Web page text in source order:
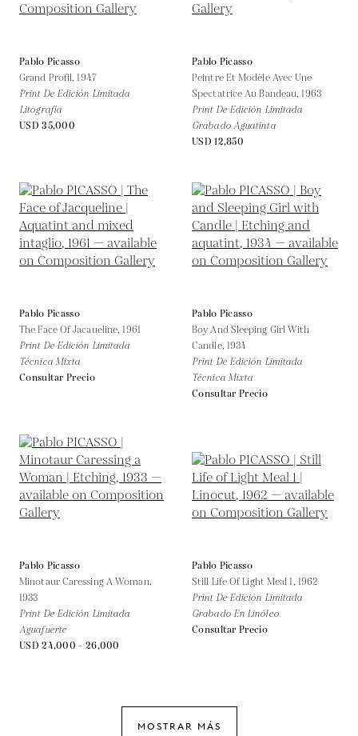
Pablo Picasso
Grand Profil,1947
Print De Edición Limitada
Litografía
USD 35,000
Pablo Picasso
Peintre Et Modèle Avec Une
Spectatrice Au Bandeau,1963
Print De Edición Limitada
Grabado Aguatinta
USD 12,850
Pablo Picasso
The Face Of Jacaueline,1961
Print De Edición Limitada
Técnica Mixta
Consultar Precio
Pablo Picasso
Boy And Sleeping Girl With
Candle, 1934
Print De Edición Limitada
Técnica Mixta
Consultar Precio
Pablo Picasso
Minotaur Caressing A Woman,
1933
Print De Edición Limitada
Aguafuerte
USD 24,000 - 26,000
Pablo Picasso
Still Life Of Light Meal 1, 1962
Print De Edición Limitada
Grabado En Linóleo
Consultar Precio
MOSTRAR MÁS